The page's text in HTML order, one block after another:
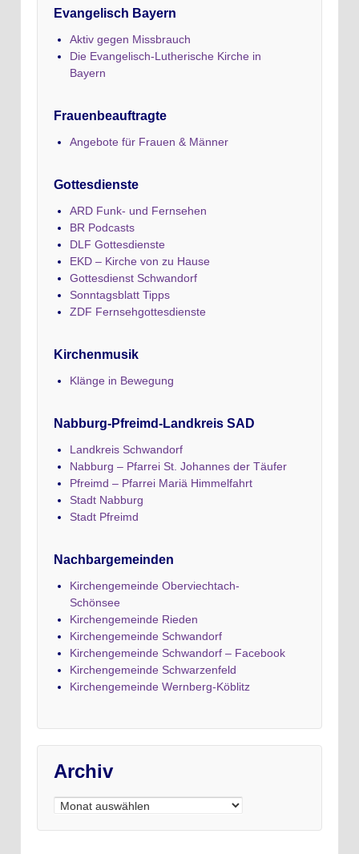
Evangelisch Bayern
Aktiv gegen Missbrauch
Die Evangelisch-Lutherische Kirche in
Bayern
Frauenbeauftragte
Angebote für Frauen & Männer
Gottesdienste
ARD Funk- und Fernsehen
BR Podcasts
DLF Gottesdienste
EKD – Kirche von zu Hause
Gottesdienst Schwandorf
Sonntagsblatt Tipps
ZDF Fernsehgottesdienste
Kirchenmusik
Klänge in Bewegung
Nabburg-Pfreimd-Landkreis SAD
Landkreis Schwandorf
Nabburg – Pfarrei St. Johannes der Täufer
Pfreimd – Pfarrei Mariä Himmelfahrt
Stadt Nabburg
Stadt Pfreimd
Nachbargemeinden
Kirchengemeinde Oberviechtach-
Schönsee
Kirchengemeinde Rieden
Kirchengemeinde Schwandorf
Kirchengemeinde Schwandorf – Facebook
Kirchengemeinde Schwarzenfeld
Kirchengemeinde Wernberg-Köblitz
Archiv
Archiv